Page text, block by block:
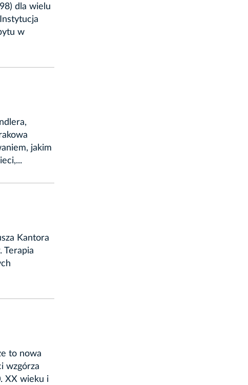
dla wielu
w
jakim
Kantora
Terapia
to nowa
wzgórza
XX wieku i